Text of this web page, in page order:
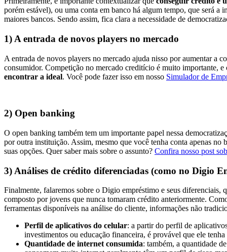
porém estável), ou uma conta em banco há algum tempo, que será
maiores bancos. Sendo assim, fica clara a necessidade de
1) A entrada de novos players no mercado
A entrada de novos players no mercado ajuda nisso por aumentar a
consumidor. Competição no mercado creditício é muito importante,
encontrar a ideal. Você pode fazer isso em nosso Simulador de
2) Open banking
O open banking também tem um importante papel nessa
por outra instituição. Assim, mesmo que você tenha conta apenas
suas opções. Quer saber mais sobre o assunto? Confira nosso post
3) Análises de crédito diferenciadas (como no Digio
Finalmente, falaremos sobre o Digio empréstimo e seus diferenciais,
composto por jovens que nunca tomaram crédito anteriormente.
ferramentas disponíveis na análise do cliente, informações não
Perfil de aplicativos do celular: a partir do perfil de
investimentos ou educação financeira, é provável que ele
Quantidade de internet consumida: também, a quantidade